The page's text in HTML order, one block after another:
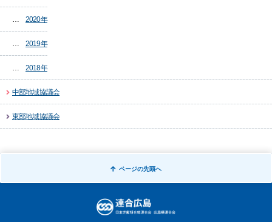
2020年
2019年
2018年
中部地域協議会
東部地域協議会
ページの先頭へ